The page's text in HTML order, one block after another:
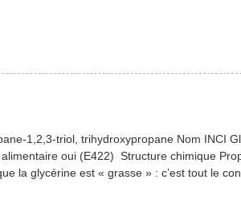
1,2,3-triol, trihydroxypropane Nom INCI
oui (E422) Structure chimique
la glycérine est « grasse » : c’est tout le